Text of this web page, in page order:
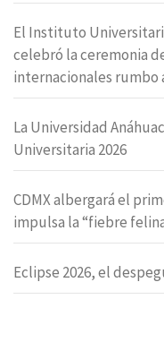
El Instituto
celebró la ceremonia
internacionales rumbo
La Universidad
Universitaria 2026
CDMX albergará el
impulsa la “fiebre
Eclipse 2026, el